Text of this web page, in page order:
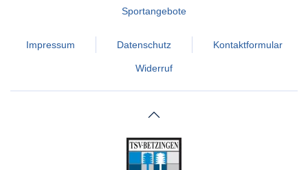
Sportangebote
Impressum Datenschutz Kontaktformular
Widerruf